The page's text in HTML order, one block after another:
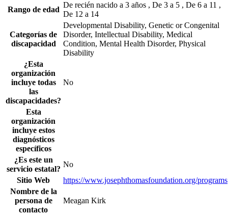
Rango de edad
De recién nacido a 3 años , De 3 a 5 , De 6 a 11 ,
De 12 a 14
Categorías de
discapacidad
Developmental Disability, Genetic or Congenital
Disorder, Intellectual Disability, Medical
Condition, Mental Health Disorder, Physical
Disability
¿Esta
organización
incluye todas
las
discapacidades?
No
Esta
organización
incluye estos
diagnósticos
específicos
¿Es este un
servicio estatal?
No
Sitio Web
https://www.josephthomasfoundation.org/programs
Nombre de la
persona de
contacto
Meagan Kirk